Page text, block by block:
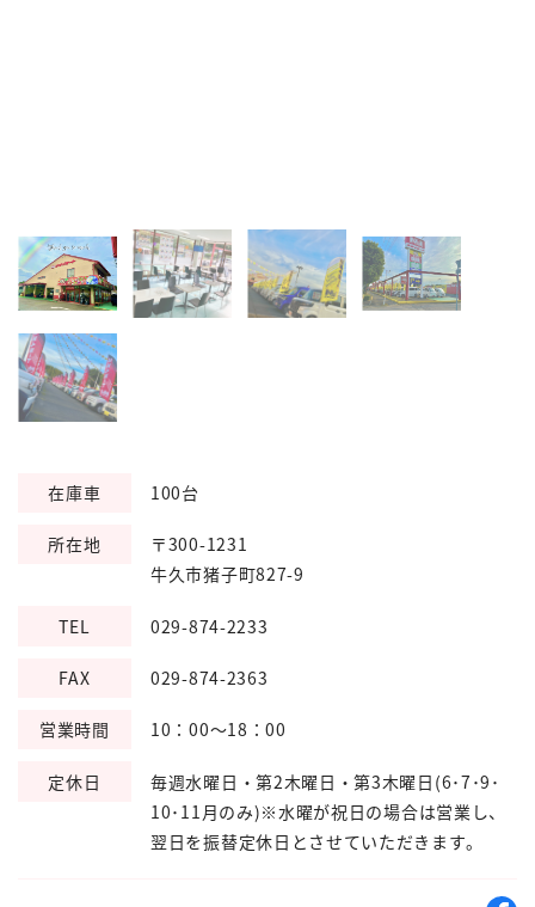
在庫車 100台
所在地
〒300-1231
牛久市猪子町827-9
TEL 029-874-2233
FAX 029-874-2363
営業時間 10：00～18：00
定休日
毎週水曜日・第2木曜日・第3木曜日(6･7･9･
10･11月のみ)※水曜が祝日の場合は営業し、
翌日を振替定休日とさせていただきます。